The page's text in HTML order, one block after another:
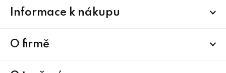
Informace k nákupu
O firmě